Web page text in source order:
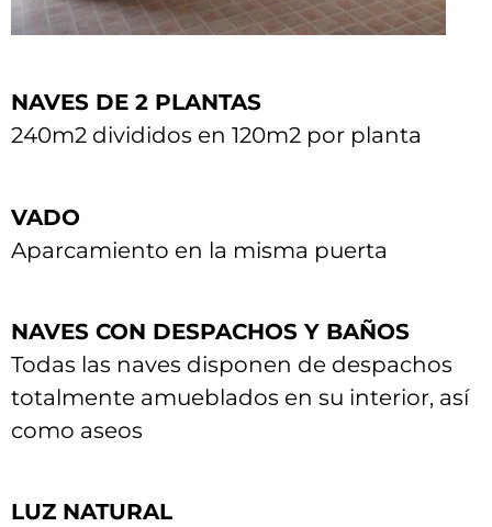
NAVES DE 2 PLANTAS
240m2 divididos en 120m2 por planta
VADO
Aparcamiento en la misma puerta
NAVES CON DESPACHOS Y BAÑOS
Todas las naves disponen de despachos
totalmente amueblados en su interior, así
como aseos
LUZ NATURAL